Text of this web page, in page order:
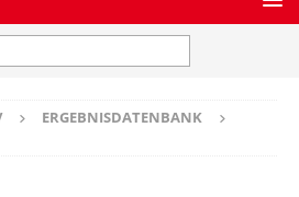
ERGEBNISDATENBANK